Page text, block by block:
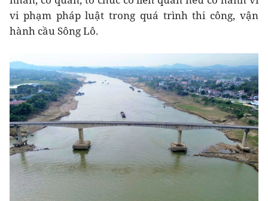
vi phạm pháp luật trong quá trình thi công, vận
hành cầu Sông Lô.